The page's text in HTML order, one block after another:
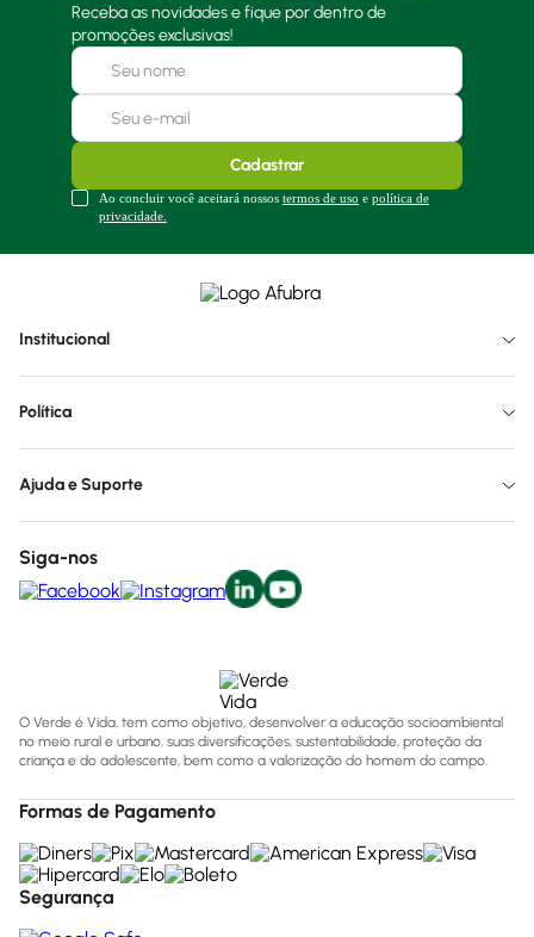
Receba as novidades e fique por dentro de
promoções exclusivas!
Cadastrar
Ao concluir você aceitará nossos termos de uso e política de
privacidade.
Institucional
Política
Ajuda e Suporte
Siga-nos
O Verde é Vida, tem como objetivo, desenvolver a educação socioambiental
no meio rural e urbano, suas diversificações, sustentabilidade, proteção da
criança e do adolescente, bem como a valorização do homem do campo.
Formas de Pagamento
Segurança